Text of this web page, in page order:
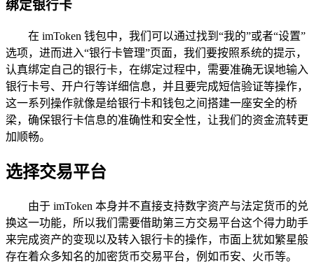
绑定银行卡
在 imToken 钱包中，我们可以通过找到“我的”或者“设置”
选项，进而进入“银行卡管理”页面，我们要按照系统的提示，
认真绑定自己的银行卡，在绑定过程中，需要准确无误地输入
银行卡号、开户行等详细信息，并且要完成短信验证等操作，
这一系列操作就像是给银行卡和钱包之间搭建一座安全的桥
梁，确保银行卡信息的准确性和安全性，让我们的资金流转更
加顺畅。
选择交易平台
由于 imToken 本身并不直接支持数字资产与法定货币的兑
换这一功能，所以我们需要借助第三方交易平台这个得力助手
来完成资产的变现以及转入银行卡的操作，市面上犹如繁星般
存在着众多知名的加密货币交易平台，例如币安、火币等。